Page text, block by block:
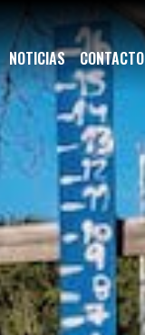
NOTICIAS CONTACTO